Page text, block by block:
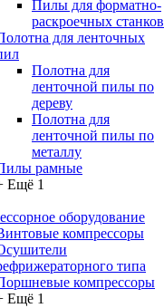
Пилы для форматно-
раскроечных станков
для ленточных
Полотна для
ленточной пилы по
дереву
Полотна для
ленточной пилы по
металлу
рамные
Ещё 1
оборудование
компрессоры
типа
компрессоры
Ещё 1